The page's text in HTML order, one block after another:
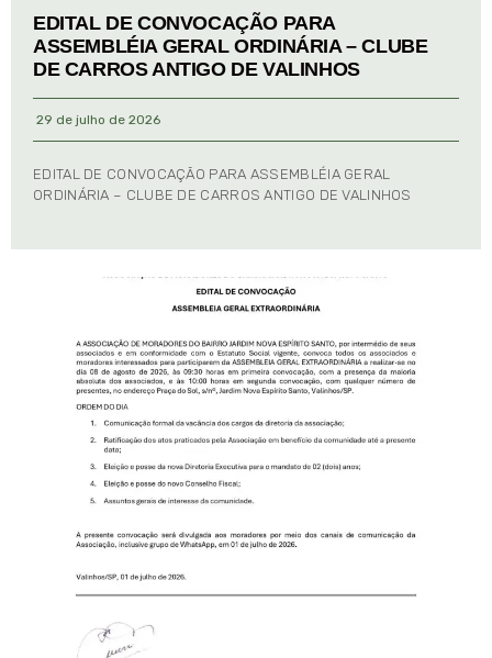
EDITAL DE CONVOCAÇÃO PARA
ASSEMBLÉIA GERAL ORDINÁRIA – CLUBE
DE CARROS ANTIGO DE VALINHOS
29 de julho de 2026
EDITAL DE CONVOCAÇÃO PARA ASSEMBLÉIA GERAL
ORDINÁRIA – CLUBE DE CARROS ANTIGO DE VALINHOS